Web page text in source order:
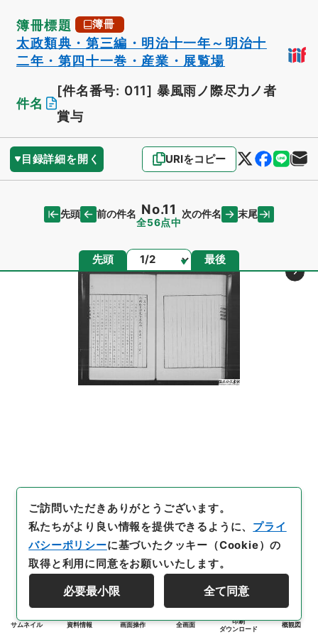
簿冊標題 簿冊
太政類典・第三編・明治十一年～明治十
二年・第四十一巻・産業・展覧場
件名
[件名番号: 011] 暴風雨ノ際尽力ノ者
賞与
目録詳細を開く URIをコピー
先頭 前の件名 No.11
全56点中
次の件名 末尾
先頭 ページ 最後
サムネイル 資料情報 画面操作 全画面
印刷
ダウンロード
概観図
ご訪問いただきありがとうございます。
私たちがより良い情報を提供できるように、 プライ
バシーポリシーに基づいたクッキー（Cookie）の
取得と利用に同意をお願いいたします。
必要最小限 全て同意